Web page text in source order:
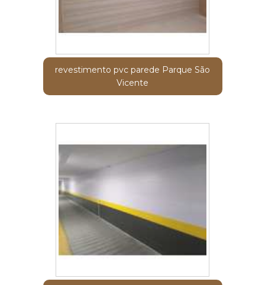
revestimento pvc parede Parque São
Vicente